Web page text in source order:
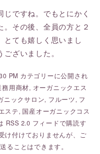
ですね。でもとにかく
その後、全員の方と２
とても嬉しく思いまし
ざいました。
PM カテゴリーに公開され
務用商材, オーガニックエス
ニックサロン, フルーツ, フ
ステ, 国産オーガニックコス
RSS 2.0 フィードで購読す
け付けておりませんが、ご
ることはできます。